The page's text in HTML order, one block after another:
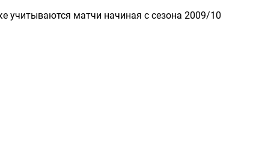
учитываются матчи начиная с сезона 2009/10